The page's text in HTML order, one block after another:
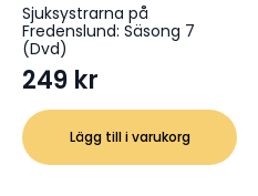
Sjuksystrarna på
Fredenslund: Säsong 7
(Dvd)
249 kr
Lägg till i varukorg